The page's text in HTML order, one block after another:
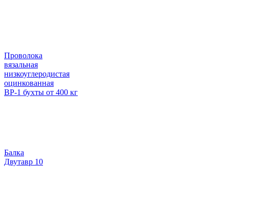
Проволока
вязальная
низкоуглеродистая
оцинкованная
ВР-1 бухты от 400 кг
Балка
Двутавр 10